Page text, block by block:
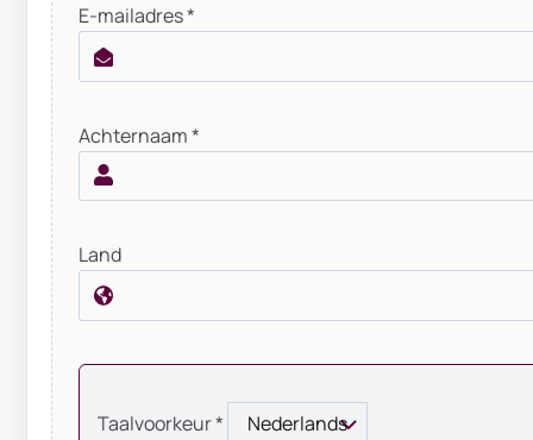
E-mailadres *
Achternaam *
Land
Taalvoorkeur *